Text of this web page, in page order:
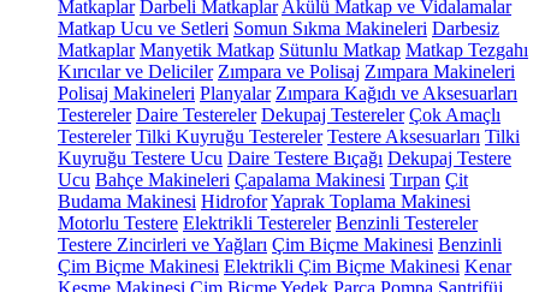
Matkaplar Darbeli Matkaplar Akülü Matkap ve Vidalamalar
Matkap Ucu ve Setleri Somun Sıkma Makineleri Darbesiz
Matkaplar Manyetik Matkap Sütunlu Matkap Matkap Tezgahı
Kırıcılar ve Deliciler Zımpara ve Polisaj Zımpara Makineleri
Polisaj Makineleri Planyalar Zımpara Kağıdı ve Aksesuarları
Testereler Daire Testereler Dekupaj Testereler Çok Amaçlı
Testereler Tilki Kuyruğu Testereler Testere Aksesuarları Tilki
Kuyruğu Testere Ucu Daire Testere Bıçağı Dekupaj Testere
Ucu Bahçe Makineleri Çapalama Makinesi Tırpan Çit
Budama Makinesi HidroforYaprak Toplama Makinesi
Motorlu Testere Elektrikli Testereler Benzinli Testereler
Testere Zincirleri ve Yağları Çim Biçme Makinesi Benzinli
Çim Biçme Makinesi Elektrikli Çim Biçme Makinesi Kenar
Kesme Makinesi Çim Biçme Yedek Parça Pompa Santrifüj